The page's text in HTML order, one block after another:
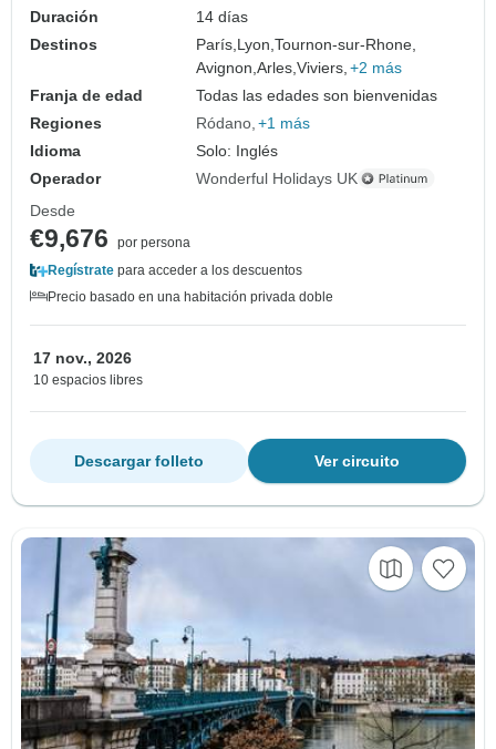
Duración
14 días
Destinos
París, Lyon,Tournon-sur-Rhone,
Avignon,Arles,Viviers, +2 más
Franja de edad
Todas las edades son bienvenidas
Regiones
Ródano +1 más
Idioma
Solo: Inglés
Operador
Wonderful Holidays UK
Desde
€9,676
por persona
Regístrate para acceder a los descuentos
Precio basado en una habitación privada doble
17 nov., 2026
10 espacios libres
Ver circuito
Descargar folleto